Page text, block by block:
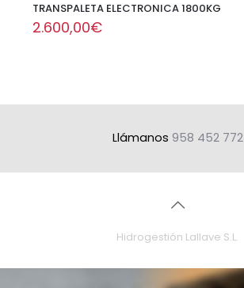
TRANSPALETA ELECTRONICA 1800KG
2.600,00€
Llámanos 958 452 772
Hidrogestión Lallave S.L.